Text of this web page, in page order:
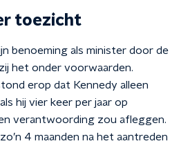
toezicht
benoeming als minister door de
het onder voorwaarden.
erop dat Kennedy alleen
hij vier keer per jaar op
verantwoording zou afleggen.
4 maanden na het aantreden